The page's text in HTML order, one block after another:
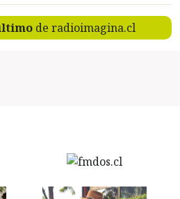
de radioimagina.cl